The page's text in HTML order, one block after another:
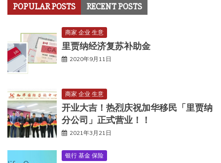
POPULAR POSTS RECENT POSTS
商家 企业 生意
里贾纳经济复苏补助金
2020年9月11日
商家 企业 生意
开业大吉！热烈庆祝加华移民「里贾纳
分公司」正式营业！！
2021年3月21日
银行 基金 保险